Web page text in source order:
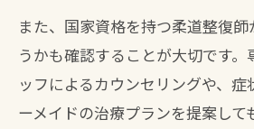
肩こりへの保険利用と通
保険適用で受けられる
デスクワーク女性に選ばれ
肩こりに悩む女性が接
また、国家資格を持つ柔道整復
うかも確認することが大切です
ッフによるカウンセリングや、
ーメイドの治療プランを提案して